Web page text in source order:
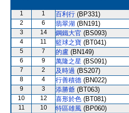
1 1 百利行 (BP331)
2 6 翡翠湖 (BN191)
3 14 鋼鐵大官 (BS093)
4 11 籃球之寶 (BT041)
5 7 的盧 (BN149)
6 9 萬隆之星 (BS091)
7 2 及時過 (BS207)
8 4 行善積德 (BN022)
9 3 添勝爺 (BT063)
10 12 喜形於色 (BT081)
11 10 特區雄風 (BP060)